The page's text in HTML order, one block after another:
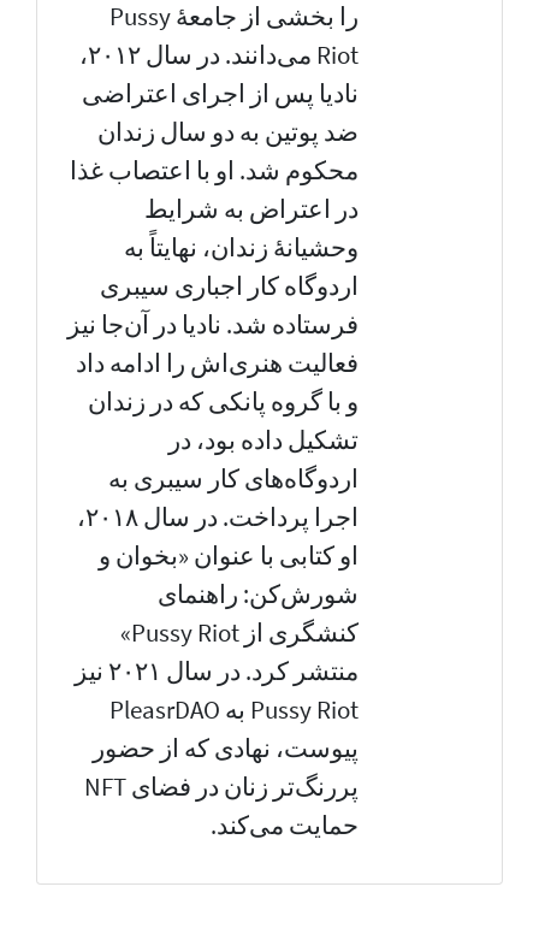
را بخشی از جامعهٔ Pussy
Riot می‌دانند. در سال ۲۰۱۲،
نادیا پس از اجرای اعتراضی
ضد پوتین به دو سال زندان
محکوم شد. او با اعتصاب غذا
در اعتراض به شرایط
وحشیانهٔ زندان، نهایتاً به
اردوگاه کار اجباری سیبری
فرستاده شد. نادیا در آن‌جا نیز
فعالیت هنری‌اش را ادامه داد
و با گروه پانکی که در زندان
تشکیل داده بود، در
اردوگاه‌های کار سیبری به
اجرا پرداخت. در سال ۲۰۱۸،
او کتابی با عنوان «بخوان و
شورش‌کن: راهنمای
کنشگری از Pussy Riot»
منتشر کرد. در سال ۲۰۲۱ نیز
Pussy Riot به PleasrDAO
پیوست، نهادی که از حضور
پررنگ‌تر زنان در فضای NFT
حمایت می‌کند.